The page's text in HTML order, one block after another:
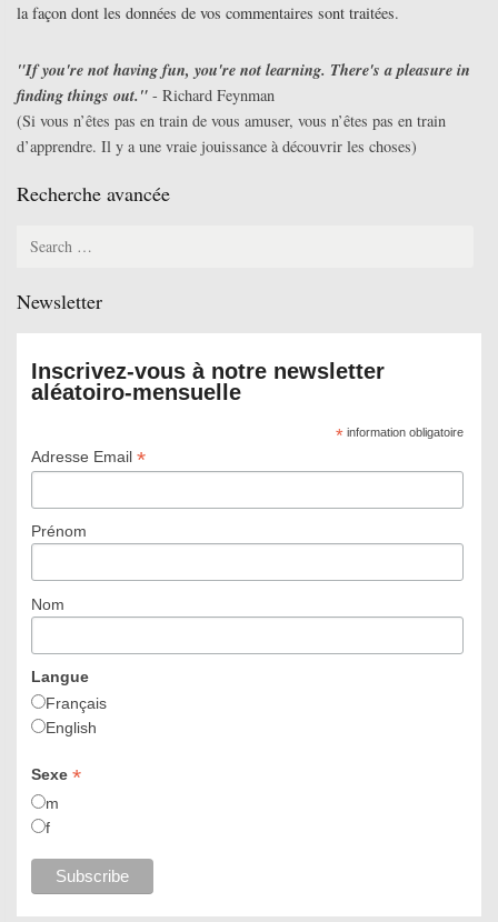
la façon dont les données de vos commentaires sont traitées.
"If you're not having fun, you're not learning. There's a pleasure in
finding things out." - Richard Feynman
(Si vous n’êtes pas en train de vous amuser, vous n’êtes pas en train
d’apprendre. Il y a une vraie jouissance à découvrir les choses)
Recherche avancée
Newsletter
Inscrivez-vous à notre newsletter
aléatoiro-mensuelle
*information obligatoire
Adresse Email *
Prénom
Nom
Langue
Français
English
Sexe *
m
f